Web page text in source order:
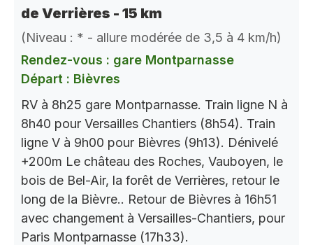
de Verrières - 15 km
(Niveau : * - allure modérée de 3,5 à 4 km/h)
Rendez-vous : gare Montparnasse
Départ : Bièvres
RV à 8h25 gare Montparnasse. Train ligne N à
8h40 pour Versailles Chantiers (8h54). Train
ligne V à 9h00 pour Bièvres (9h13). Dénivelé
+200m Le château des Roches, Vauboyen, le
bois de Bel-Air, la forêt de Verrières, retour le
long de la Bièvre.. Retour de Bièvres à 16h51
avec changement à Versailles-Chantiers, pour
Paris Montparnasse (17h33).